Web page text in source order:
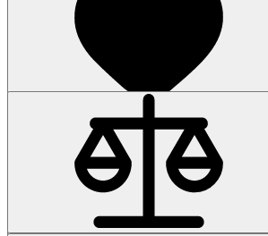
Купить
Наличие: уточняйте
Код товара: 62832-01
6AG4104-5KN15-4AX2